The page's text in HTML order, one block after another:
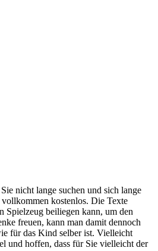
nicht lange suchen und sich lange
kostenlos. Die Texte
Spielzeug beiliegen kann, um den
freuen, kann man damit dennoch
für das Kind selber ist. Vielleicht
und hoffen, dass für Sie vielleicht der